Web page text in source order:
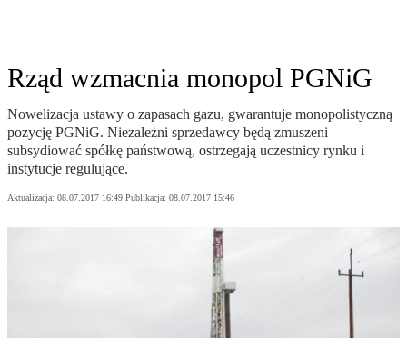
Rząd wzmacnia monopol PGNiG
Nowelizacja ustawy o zapasach gazu, gwarantuje monopolistyczną
pozycję PGNiG. Niezależni sprzedawcy będą zmuszeni
subsydiować spółkę państwową, ostrzegają uczestnicy rynku i
instytucje regulujące.
Aktualizacja: 08.07.2017 16:49 Publikacja: 08.07.2017 15:46